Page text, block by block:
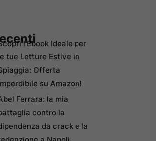
l’Ebook Ideale per
tue Letture Estive in
Offerta
su Amazon!
Ferrara: la mia
contro la
da crack e la